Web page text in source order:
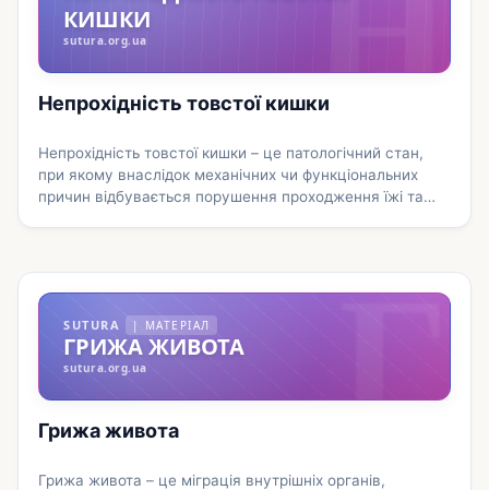
КИШКИ
sutura.org.ua
Непрохідність товстої кишки
Непрохідність товстої кишки – це патологічний стан,
при якому внаслідок механічних чи функціональних
причин відбувається порушення проходження їжі та
розмірах, порушення загального стану. Для
діагностики використовується загальний огляд,
пальпація живота, оглядова рентгенографія …
Докладніше
Г
SUTURA | МАТЕРІАЛ
ГРИЖА ЖИВОТА
sutura.org.ua
Грижа живота
Грижа живота – це міграція внутрішніх органів,